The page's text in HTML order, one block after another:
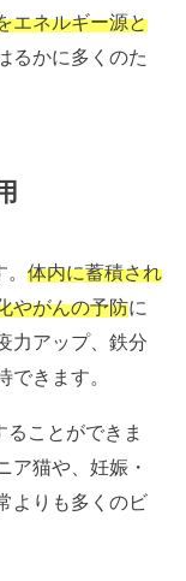
エネルギー源と
るかに多くのた
。体内に蓄積され
やがんの予防に
力アップ、鉄分
きます。
ことができま
ア猫や、妊娠・
よりも多くのビ